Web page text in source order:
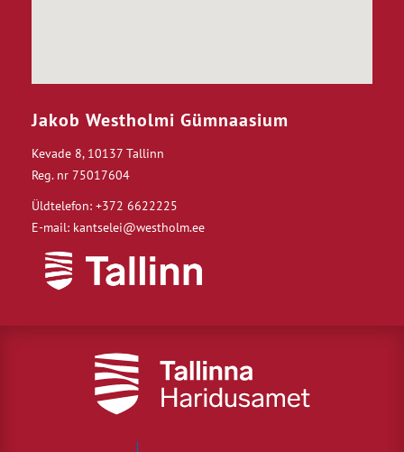
Jakob Westholmi Gümnaasium
Kevade 8, 10137 Tallinn
Reg. nr 75017604
Üldtelefon: +372 6622225
E-mail: kantselei@westholm.ee